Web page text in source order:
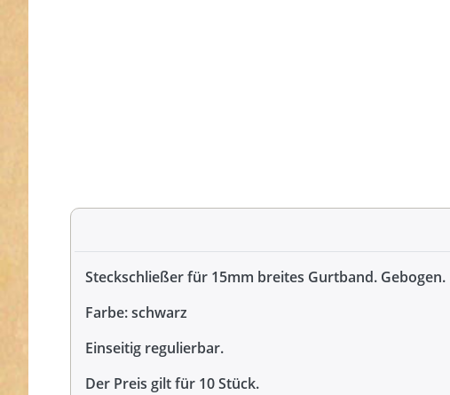
Steckschließer für 15mm breites Gurtband. Gebogen.
Farbe: schwarz
Einseitig regulierbar.
Der Preis gilt für 10 Stück.